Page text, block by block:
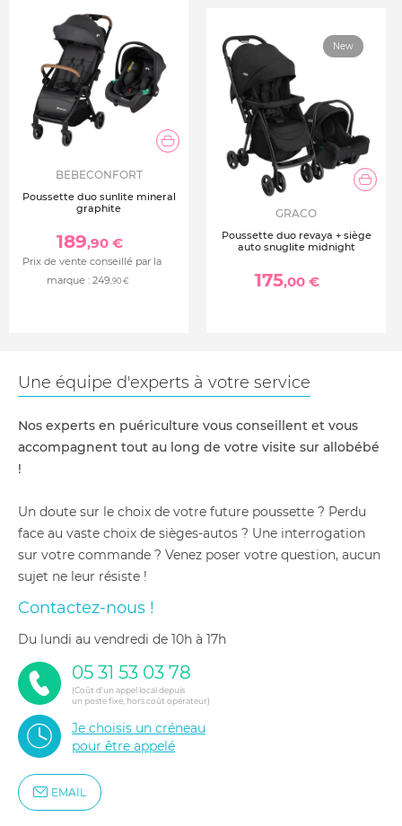
BEBECONFORT
Poussette duo sunlite mineral
graphite
189,90 €
Prix de vente conseillé par la
marque : 249,90 €
New
GRACO
Poussette duo revaya + siège
auto snuglite midnight
175,00 €
Une équipe d'experts à votre service
Nos experts en puériculture vous conseillent et vous
accompagnent tout au long de votre visite sur allobébé
!
Un doute sur le choix de votre future poussette ? Perdu
face au vaste choix de sièges-autos ? Une interrogation
sur votre commande ? Venez poser votre question, aucun
sujet ne leur résiste !
Contactez-nous !
du lundi au vendredi de 10h à 17h
05 31 53 03 78
(Coût d'un appel local depuis
un poste fixe, hors coût opérateur)
Je choisis un créneau
pour être appelé
EMAIL